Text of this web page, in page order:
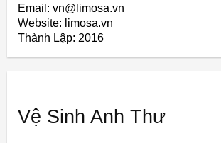
Email: vn@limosa.vn
Website: limosa.vn
Thành Lập: 2016
Vệ Sinh Anh Thư